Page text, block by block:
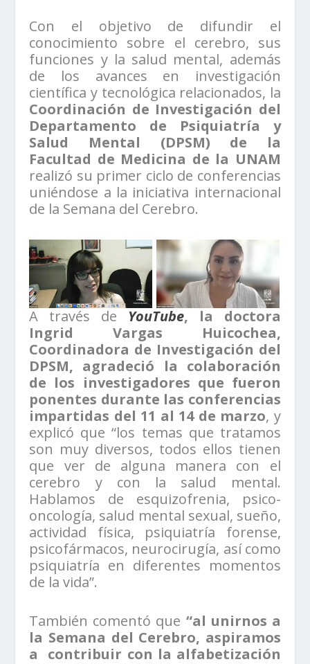
Con el objetivo de difundir el
conocimiento sobre el cerebro, sus
funciones y la salud mental, además
de los avances en investigación
científica y tecnológica relacionados, la
Coordinación de Investigación del
Departamento de Psiquiatría y
Salud Mental (DPSM) de la
Facultad de Medicina de la UNAM
realizó su primer ciclo de conferencias
uniéndose a la iniciativa internacional
de la Semana del Cerebro.
A través de YouTube, la doctora
Ingrid Vargas Huicochea,
Coordinadora de Investigación del
DPSM, agradeció la colaboración
de los investigadores que fueron
ponentes durante las conferencias
impartidas del 11 al 14 de marzo, y
explicó que “los temas que tratamos
son muy diversos, todos ellos tienen
que ver de alguna manera con el
cerebro y con la salud mental.
Hablamos de esquizofrenia, psico-
oncología, salud mental sexual, sueño,
actividad física, psiquiatría forense,
psicofármacos, neurocirugía, así como
psiquiatría en diferentes momentos
de la vida”.
También comentó que “al unirnos a
la Semana del Cerebro, aspiramos
a contribuir con la alfabetización